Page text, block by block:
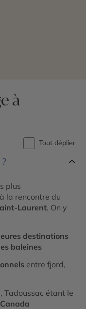
à
Tout déplier
plus
la rencontre du
Laurent. On y
destinations
baleines
entre fjord,
, Tadoussac étant le